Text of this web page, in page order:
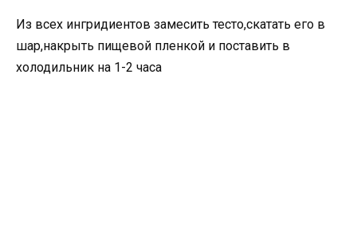
Из всех ингридиентов замесить тесто,скатать его в
шар,накрыть пищевой пленкой и поставить в
холодильник на 1-2 часа